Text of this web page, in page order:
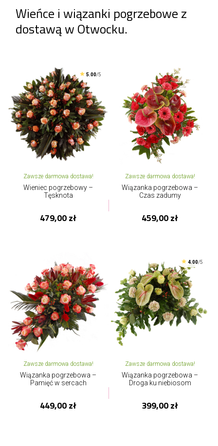
Wieńce i wiązanki pogrzebowe z
dostawą w Otwocku.
5.00/5
Zawsze darmowa dostawa!
Wieniec pogrzebowy –
Tęsknota
479,00 zł
Zawsze darmowa dostawa!
Wiązanka pogrzebowa –
Czas zadumy
459,00 zł
Zawsze darmowa dostawa!
Wiązanka pogrzebowa –
Pamięć w sercach
449,00 zł
4.00/5
Zawsze darmowa dostawa!
Wiązanka pogrzebowa –
Droga ku niebiosom
399,00 zł